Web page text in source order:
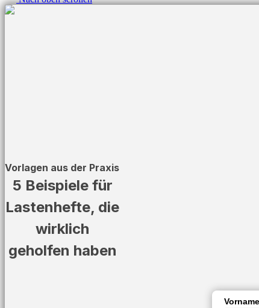
Vorlagen aus der Praxis
5 Beispiele für
Lastenhefte, die
wirklich
geholfen haben
Vorname